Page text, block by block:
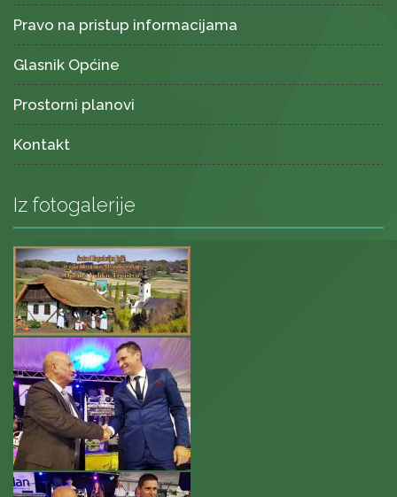
Pravo na pristup informacijama
Glasnik Općine
Prostorni planovi
Kontakt
Iz fotogalerije